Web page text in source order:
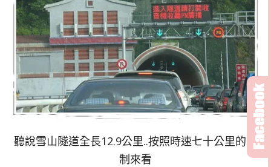
聽說雪山隧道全長12.9公里..按照時速七十公里的限
制來看